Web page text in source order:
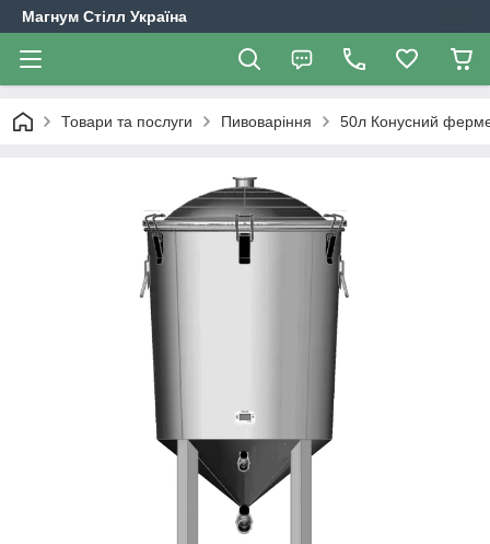
Магнум Стілл Україна
Товари та послуги Пивоваріння 50л Конусний